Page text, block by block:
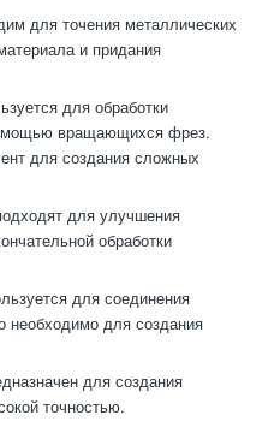
для точения металлических
и придания
для обработки
вращающихся фрез.
для создания сложных
для улучшения
обработки
для соединения
необходимо для создания
для создания
точностью.